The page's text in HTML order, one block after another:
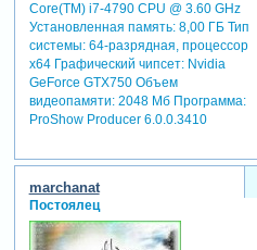
Core(TM) i7-4790 CPU @ 3.60 GHz
Установленная память: 8,00 ГБ Тип
системы: 64-разрядная, процессор
х64 Графический чипсет: Nvidia
GeForce GTX750 Объем
видеопамяти: 2048 Мб Программа:
ProShow Producer 6.0.0.3410
marchanat
Постоялец